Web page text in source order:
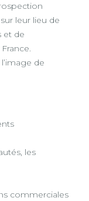
leur lieu de
et de
de
les
commerciales